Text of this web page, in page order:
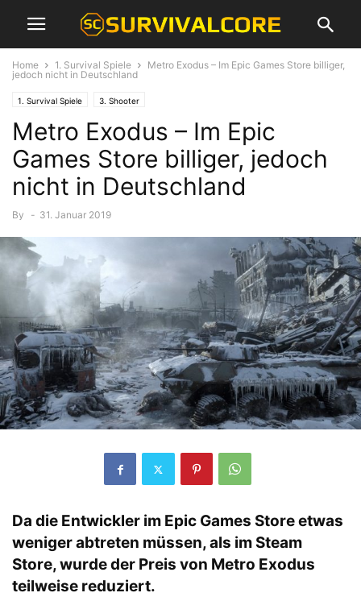
Home 1. Survival Spiele
Metro Exodus – Im Epic Games Store billiger,
jedoch nicht in Deutschland
1. Survival Spiele 3. Shooter
Metro Exodus – Im Epic
Games Store billiger, jedoch
nicht in Deutschland
By - 31. Januar 2019
Da die Entwickler im Epic Games Store etwas
weniger abtreten müssen, als im Steam
Store, wurde der Preis von Metro Exodus
teilweise reduziert.